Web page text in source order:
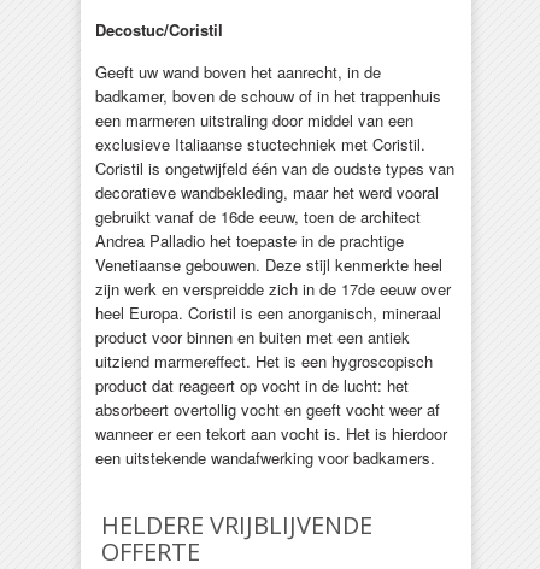
Decostuc/Coristil
Geeft uw wand boven het aanrecht, in de
badkamer, boven de schouw of in het trappenhuis
een marmeren uitstraling door middel van een
exclusieve Italiaanse stuctechniek met Coristil.
Coristil is ongetwijfeld één van de oudste types van
decoratieve wandbekleding, maar het werd vooral
gebruikt vanaf de 16de eeuw, toen de architect
Andrea Palladio het toepaste in de prachtige
Venetiaanse gebouwen. Deze stijl kenmerkte heel
zijn werk en verspreidde zich in de 17de eeuw over
heel Europa. Coristil is een anorganisch, mineraal
product voor binnen en buiten met een antiek
uitziend marmereffect. Het is een hygroscopisch
product dat reageert op vocht in de lucht: het
absorbeert overtollig vocht en geeft vocht weer af
wanneer er een tekort aan vocht is. Het is hierdoor
een uitstekende wandafwerking voor badkamers.
HELDERE VRIJBLIJVENDE
OFFERTE